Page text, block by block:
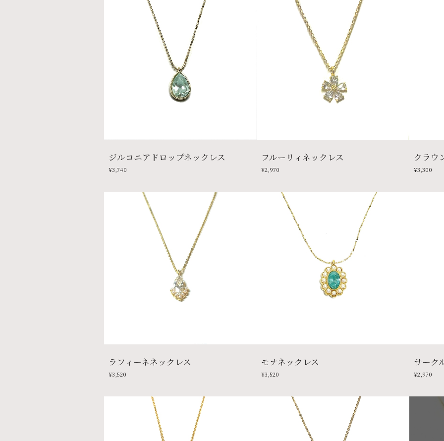
ジルコニアドロップネックレス
¥3,740
フルーリィネックレス
¥2,970
クラウ
¥3,300
ラフィーネネックレス
¥3,520
モナネックレス
¥3,520
サーク
¥2,970